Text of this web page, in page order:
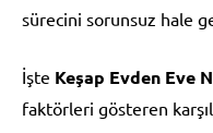
sürecini sorunsuz hale
İşte Keşap Evden Eve
faktörleri gösteren